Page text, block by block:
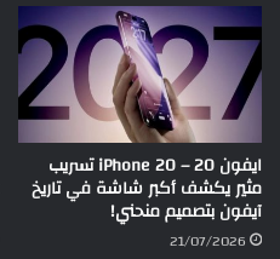
ايفون 20 – iPhone 20 تسريب
مثير يكشف أكبر شاشة في تاريخ
آيفون بتصميم منحني!
21/07/2026